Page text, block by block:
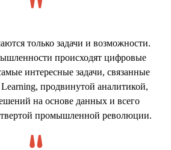
только задачи и возможности.
происходят цифровые
интересные задачи, связанные
продвинутой аналитикой,
на основе данных и всего
промышленной революции.